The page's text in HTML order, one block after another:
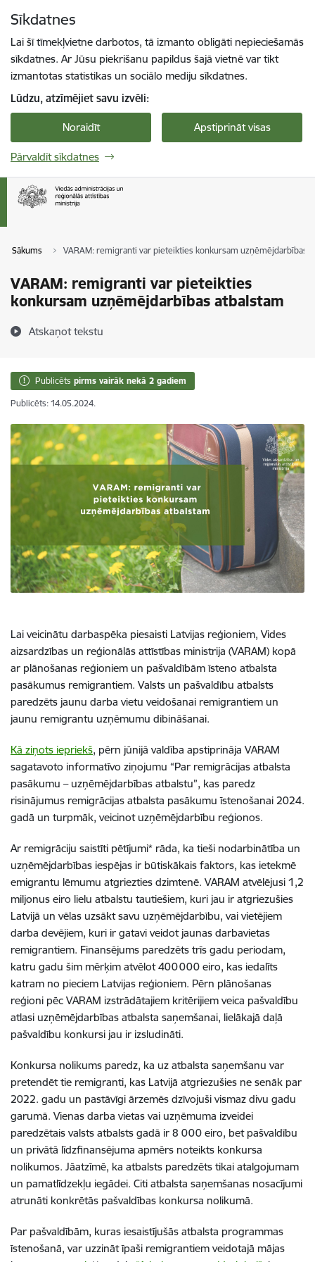
Sīkdatnes
Lai šī tīmekļvietne darbotos, tā izmanto obligāti nepieciešamās
sīkdatnes. Ar Jūsu piekrišanu papildus šajā vietnē var tikt
izmantotas statistikas un sociālo mediju sīkdatnes.
Lūdzu, atzīmējiet savu izvēli:
Noraidīt Apstiprināt visas
Pārvaldīt sīkdatnes
Sākums VARAM: remigranti var pieteikties konkursam uzņēmējdarbības
VARAM: remigranti var pieteikties
konkursam uzņēmējdarbības atbalstam
Atskaņot tekstu
Publicēts pirms vairāk nekā 2 gadiem
Publicēts: 14.05.2024.
Lai veicinātu darbaspēka piesaisti Latvijas reģioniem, Vides
aizsardzības un reģionālās attīstības ministrija (VARAM) kopā
ar plānošanas reģioniem un pašvaldībām īsteno atbalsta
pasākumus remigrantiem. Valsts un pašvaldību atbalsts
paredzēts jaunu darba vietu veidošanai remigrantiem un
jaunu remigrantu uzņēmumu dibināšanai.
Kā ziņots iepriekš, pērn jūnijā valdība apstiprināja VARAM
sagatavoto informatīvo ziņojumu “Par remigrācijas atbalsta
pasākumu – uzņēmējdarbības atbalstu”, kas paredz
risinājumus remigrācijas atbalsta pasākumu īstenošanai 2024.
gadā un turpmāk, veicinot uzņēmējdarbību reģionos.
Ar remigrāciju saistīti pētījumi* rāda, ka tieši nodarbinātība un
uzņēmējdarbības iespējas ir būtiskākais faktors, kas ietekmē
emigrantu lēmumu atgriezties dzimtenē. VARAM atvēlējusi 1,2
miljonus eiro lielu atbalstu tautiešiem, kuri jau ir atgriezušies
Latvijā un vēlas uzsākt savu uzņēmējdarbību, vai vietējiem
darba devējiem, kuri ir gatavi veidot jaunas darbavietas
remigrantiem. Finansējums paredzēts trīs gadu periodam,
katru gadu šim mērķim atvēlot 400 000 eiro, kas iedalīts
katram no pieciem Latvijas reģioniem. Pērn plānošanas
reģioni pēc VARAM izstrādātajiem kritērijiem veica pašvaldību
atlasi uzņēmējdarbības atbalsta saņemšanai, lielākajā daļā
pašvaldību konkursi jau ir izsludināti.
Konkursa nolikums paredz, ka uz atbalsta saņemšanu var
pretendēt tie remigranti, kas Latvijā atgriezušies ne senāk par
2022. gadu un pastāvīgi ārzemēs dzīvojuši vismaz divu gadu
garumā. Vienas darba vietas vai uzņēmuma izveidei
paredzētais valsts atbalsts gadā ir 8 000 eiro, bet pašvaldību
un privātā līdzfinansējuma apmērs noteikts konkursa
nolikumos. Jāatzīmē, ka atbalsts paredzēts tikai atalgojumam
un pamatlīdzekļu iegādei. Citi atbalsta saņemšanas nosacījumi
atrunāti konkrētās pašvaldības konkursa nolikumā.
Par pašvaldībām, kuras iesaistījušās atbalsta programmas
īstenošanā, var uzzinātīpaši remigrantiem veidotajā mājas